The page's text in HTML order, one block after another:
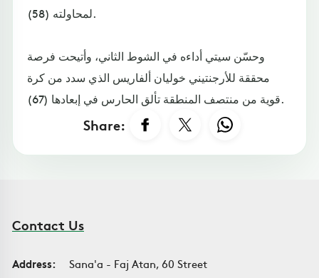
لمحاولته (58).
وحسّن سيتي أداءه في الشوط الثاني، وأتيحت فرصة
محققة للأرجنتيني خوليان ألفاريس الذي سدد من كرة
قوية من منتصف المنطقة تألق الحارس في إبعادها (67).
Share:
Contact Us
Address:
Sana'a - Faj Atan, 60 Street